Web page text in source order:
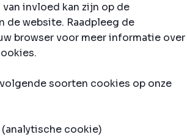
invloed kan zijn op de
website. Raadpleeg de
browser voor meer informatie over
soorten cookies op onze
cookie)